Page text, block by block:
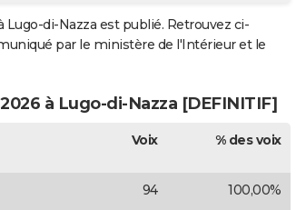
Lugo-di-Nazza est publié. Retrouvez ci-
par le ministère de l'Intérieur et le
à Lugo-di-Nazza [DEFINITIF]
Voix % des voix
94 100,00%